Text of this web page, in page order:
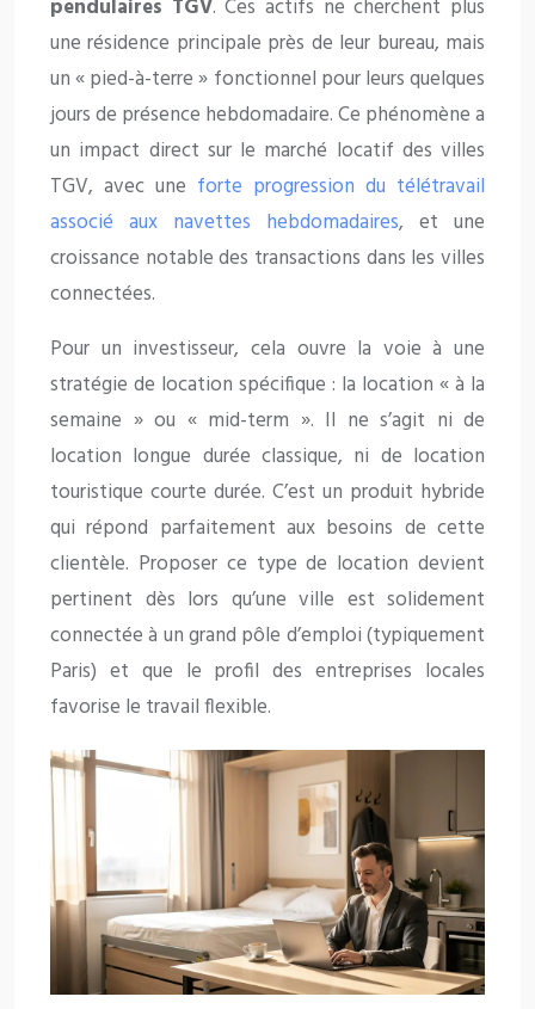
pendulaires TGV. Ces actifs ne cherchent plus
une résidence principale près de leur bureau, mais
un « pied-à-terre » fonctionnel pour leurs quelques
jours de présence hebdomadaire. Ce phénomène a
un impact direct sur le marché locatif des villes
TGV, avec une forte progression du télétravail
associé aux navettes hebdomadaires, et une
croissance notable des transactions dans les villes
connectées.
Pour un investisseur, cela ouvre la voie à une
stratégie de location spécifique : la location « à la
semaine » ou « mid-term ». Il ne s’agit ni de
location longue durée classique, ni de location
touristique courte durée. C’est un produit hybride
qui répond parfaitement aux besoins de cette
clientèle. Proposer ce type de location devient
pertinent dès lors qu’une ville est solidement
connectée à un grand pôle d’emploi (typiquement
Paris) et que le profil des entreprises locales
favorise le travail flexible.